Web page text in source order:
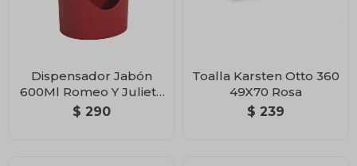
Dispensador Jabón
600Ml Romeo Y Julieta
Rojo Bold
$ 290
Toalla Karsten Otto 360
49X70 Rosa
$ 239